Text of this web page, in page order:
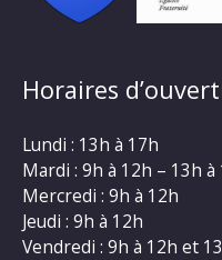
Horaires
Lundi : 13h à 17h
Mardi : 9h à 12h – 13h à
Mercredi : 9h à 12h
Jeudi : 9h à 12h
Vendredi : 9h à 12h et